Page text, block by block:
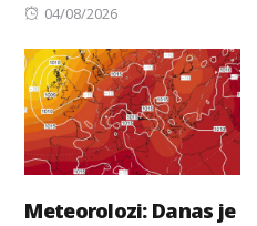
Posted
04/08/2026
Meteorolozi: Danas je